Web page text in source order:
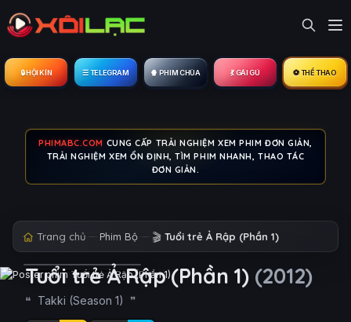
🔒︎ HỘI KÍN ☰ TELEGRAM 🍿 PHIM CHÙA 💃 GÁI GÚ ⚽ THỂ THAO
PHIMABC.COM CUNG CẤP TRẢI NGHIỆM XEM PHIM ĐƠN GIẢN,
TRẢI NGHIỆM XEM ỔN ĐỊNH, TÌM PHIM NHANH, THAO TÁC
ĐƠN GIẢN.
Trang chủ Phim Bộ 🎬 Tuổi trẻ Ả Rập (Phần 1)
Tuổi trẻ Ả Rập (Phần 1) (2012)
Takki (Season 1)